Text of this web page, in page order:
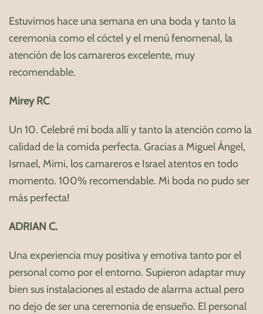
Estuvimos hace una semana en una boda y tanto la
ceremonia como el cóctel y el menú fenomenal, la
atención de los camareros excelente, muy
recomendable.
Mirey RC
Un 10. Celebré mi boda allí y tanto la atención como la
calidad de la comida perfecta. Gracias a Miguel Ángel,
Ismael, Mimi, los camareros e Israel atentos en todo
momento. 100% recomendable. Mi boda no pudo ser
más perfecta!
ADRIAN C.
Una experiencia muy positiva y emotiva tanto por el
personal como por el entorno. Supieron adaptar muy
bien sus instalaciones al estado de alarma actual pero
no dejo de ser una ceremonia de ensueño. El personal